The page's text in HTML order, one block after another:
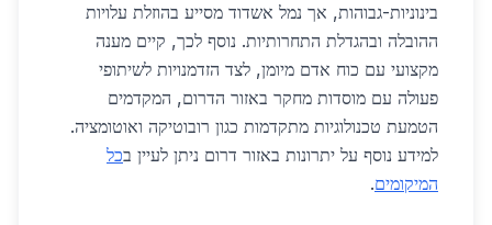
בינוניות-גבוהות, אך נמל אשדוד מסייע בהוזלת עלויות
ההובלה ובהגדלת התחרותיות. נוסף לכך, קיים מענה
מקצועי עם כוח אדם מיומן, לצד הזדמנויות לשיתופי
פעולה עם מוסדות מחקר באזור הדרום, המקדמים
הטמעת טכנולוגיות מתקדמות כגון רובוטיקה ואוטומציה.
למידע נוסף על יתרונות באזור דרום ניתן לעיין בכל
המיקומים.